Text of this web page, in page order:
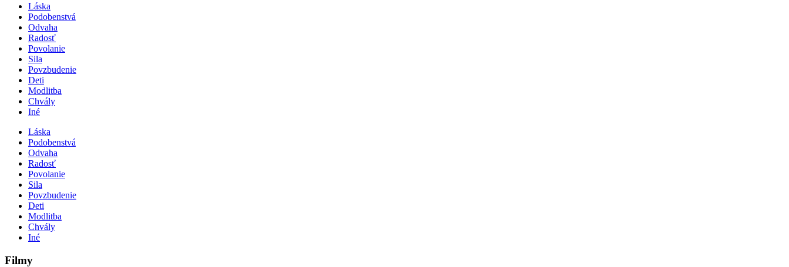
Láska
Podobenstvá
Odvaha
Radosť
Povolanie
Sila
Povzbudenie
Deti
Modlitba
Chvály
Iné
Láska
Podobenstvá
Odvaha
Radosť
Povolanie
Sila
Povzbudenie
Deti
Modlitba
Chvály
Iné
Filmy